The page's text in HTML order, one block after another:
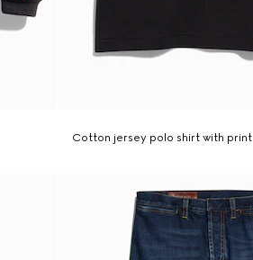
Cotton jersey polo shirt with print